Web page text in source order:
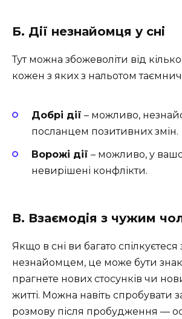
Б. Дії незнайомця у сні
Тут можна збожеволіти від
кожен з яких з нальотом
Добрі дії – можливо,
посланцем позитивних змін.
Ворожі дії – можливо, у
невирішені конфлікти.
В. Взаємодія з чужим
Якщо в сні ви багато спілкуєтеся
незнайомцем, це може бути
прагнете нових стосунків чи
житті. Можна навіть спробувати
розмову після пробудження —